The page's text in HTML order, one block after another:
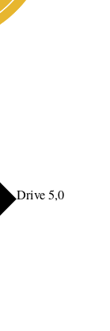
Drive 5,0